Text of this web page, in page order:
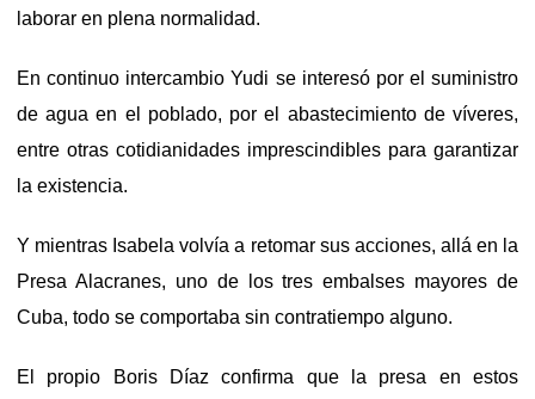
laborar en plena normalidad.
En continuo intercambio Yudi se interesó por el suministro
de agua en el poblado, por el abastecimiento de víveres,
entre otras cotidianidades imprescindibles para garantizar
la existencia.
Y mientras Isabela volvía a retomar sus acciones, allá en la
Presa Alacranes, uno de los tres embalses mayores de
Cuba, todo se comportaba sin contratiempo alguno.
El propio Boris Díaz confirma que la presa en estos